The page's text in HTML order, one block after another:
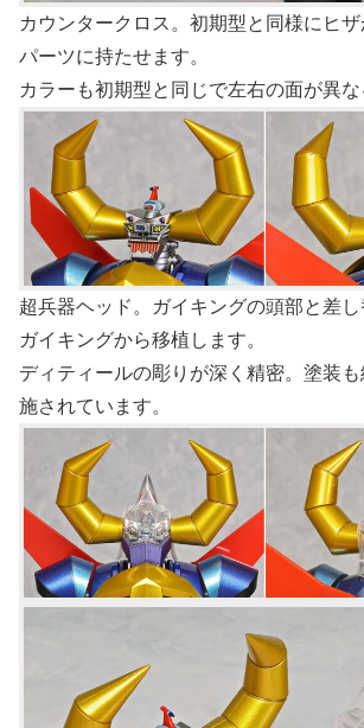
カウンタークロス。初期型と同様にヒ
パーツに持たせます。
カラーも初期型と同じで左右の面が異な
超兵器ヘッド。ガイキングの頭部と差
ガイキングから移植します。
ディティールの彫りが深く精密。塗装
施されています。